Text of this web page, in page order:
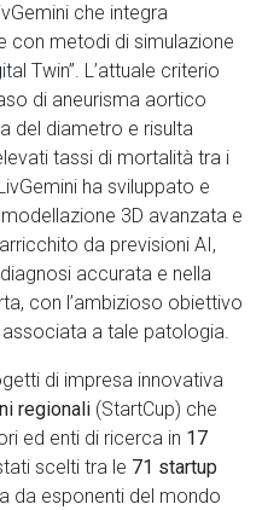
che integra
con metodi di simulazione
Twin”. L’attuale criterio
di aneurisma aortico
del diametro e risulta
tassi di mortalità tra i
ha sviluppato e
3D avanzata e
da previsioni AI,
accurata e nella
con l’ambizioso obiettivo
a tale patologia.
di impresa innovativa
regionali (StartCup) che
ed enti di ricerca in 17
scelti tra le 71 startup
da esponenti del mondo